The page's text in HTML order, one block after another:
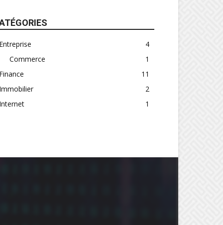
4
Commerce
1
11
2
1